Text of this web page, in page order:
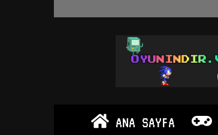
Oyun
İndir
PC
ANA SAYFA